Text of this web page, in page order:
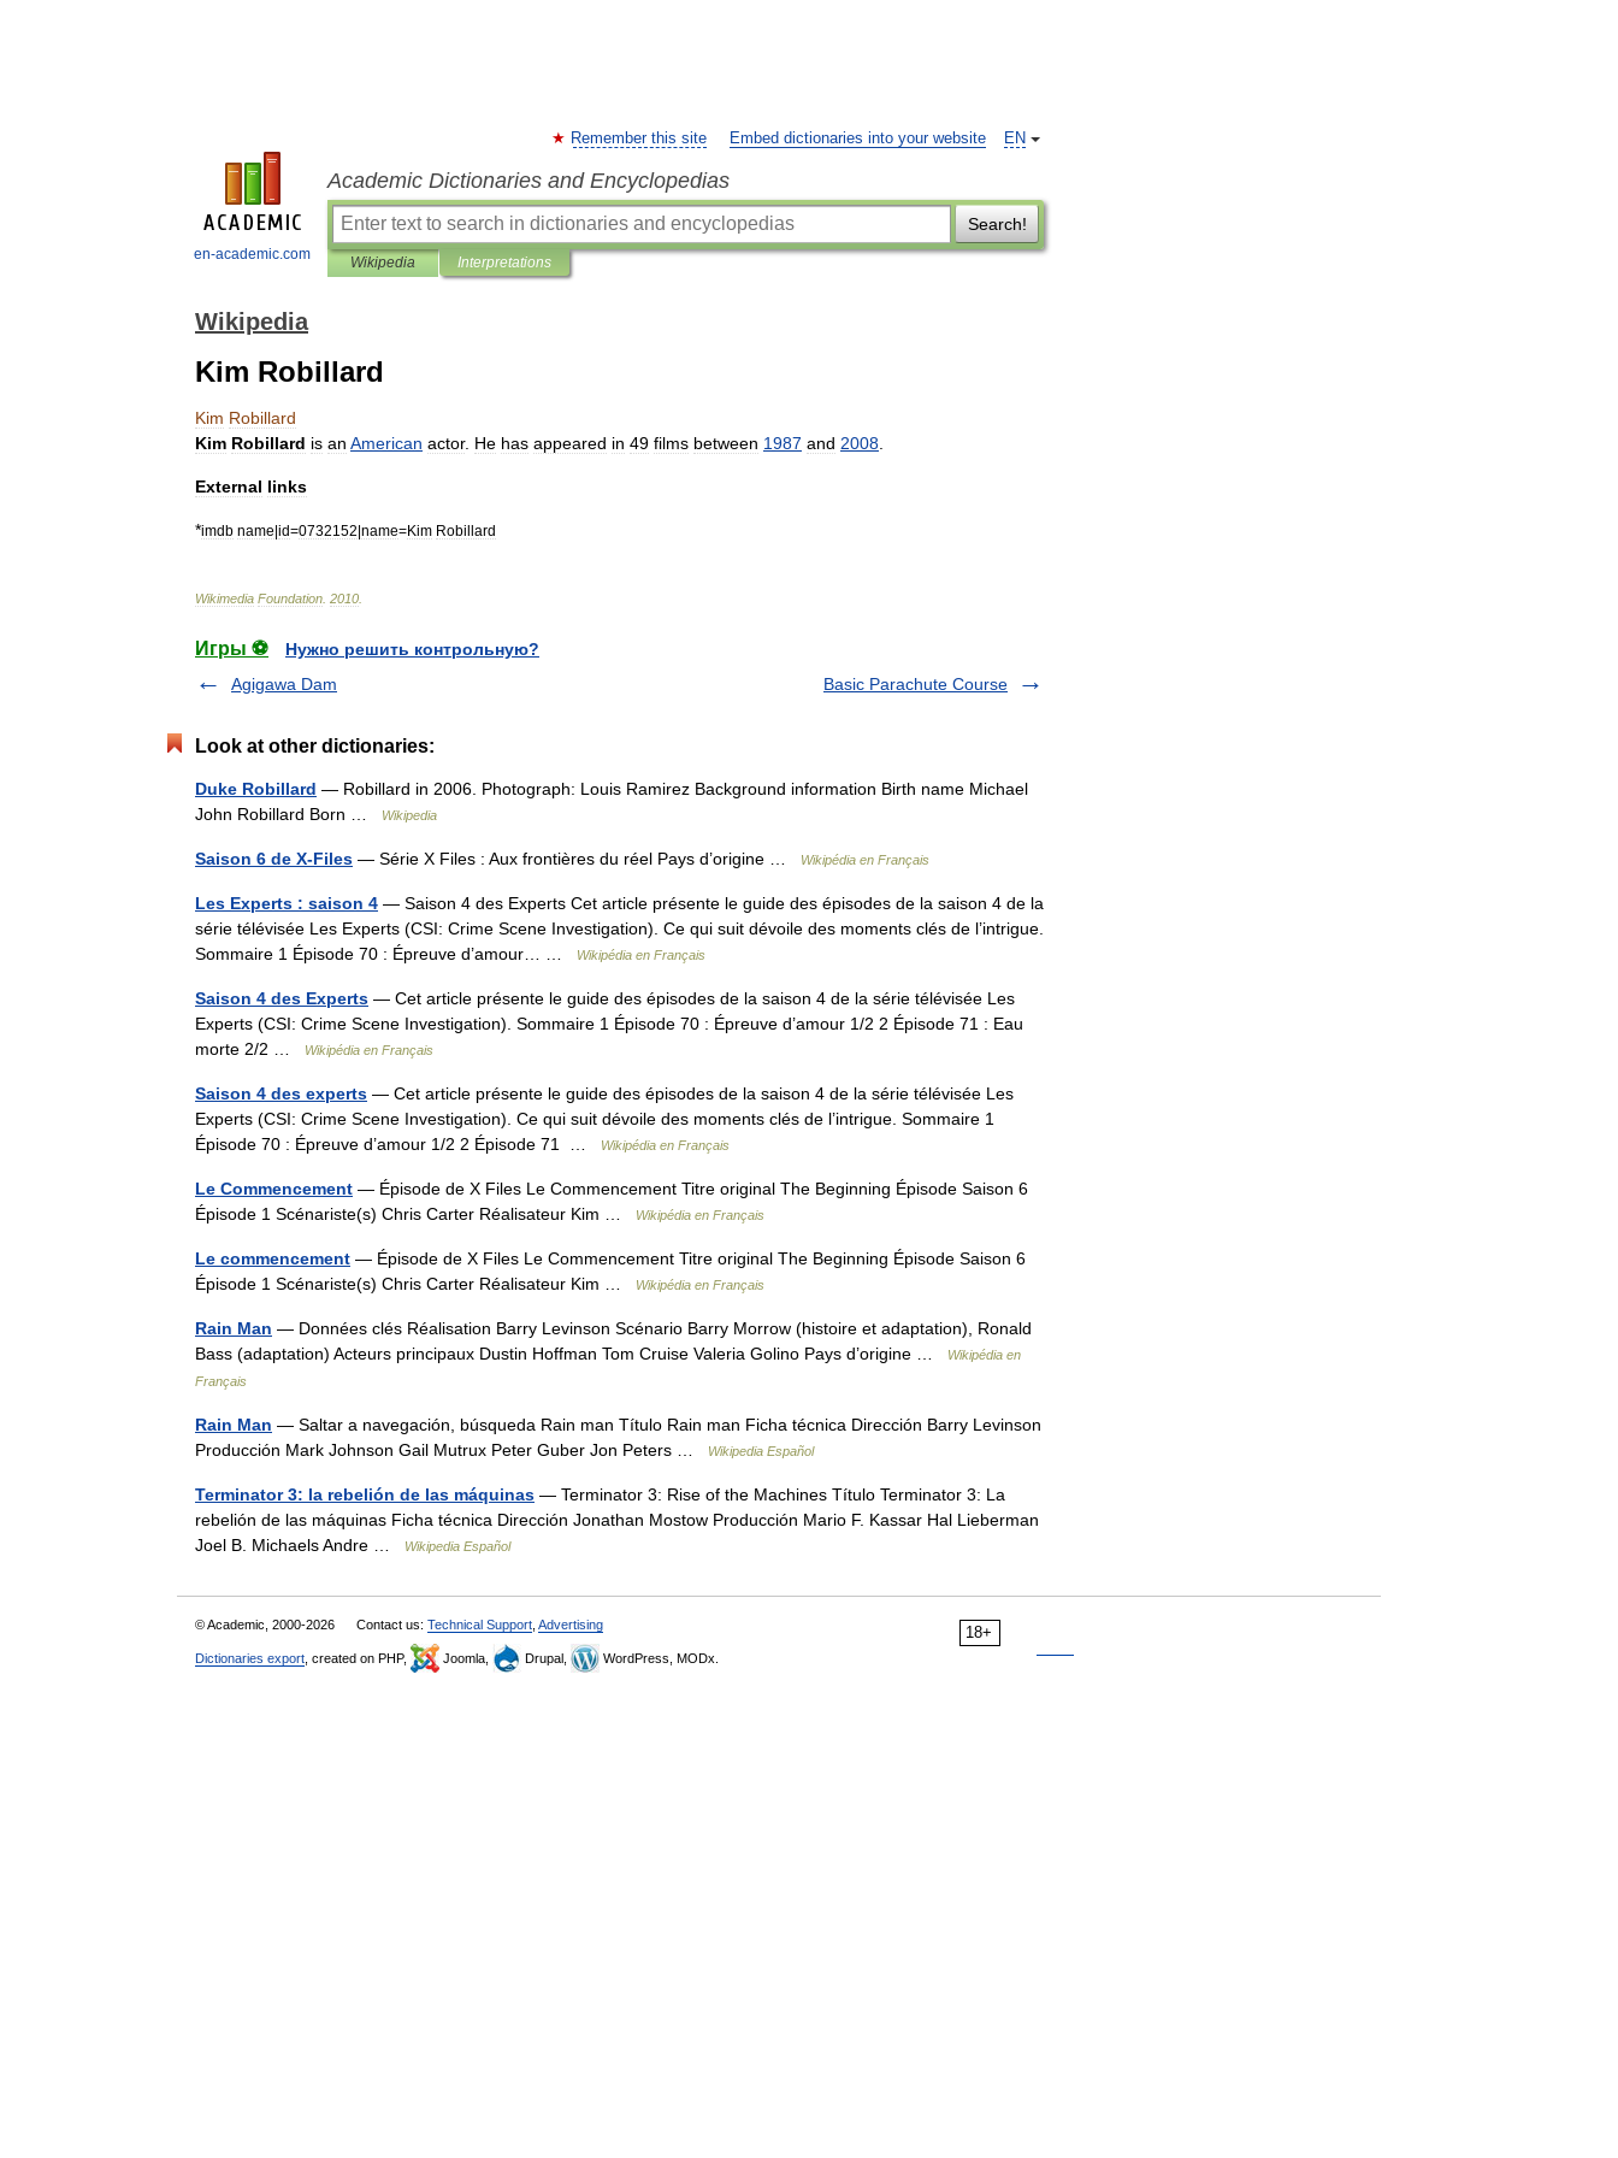
en-academic.com
EN
Remember this site Embed dictionaries into your website
Academic Dictionaries and Encyclopedias
Search!
Wikipedia Interpretations
Wikipedia
Kim Robillard
Kim Robillard
Kim Robillard is an American actor. He has appeared in 49 films between 1987 and 2008
External links
*imdb name|id=0732152|name=Kim Robillard
Wikimedia Foundation 2010
Игры ⚽
Нужно решить контрольную?
Agigawa Dam
Basic Parachute Course
Look at other dictionaries:
Duke Robillard — Robillard in 2006. Photograph: Louis Ramirez Background information Birth name Michael
John Robillard Born …
Wikipedia
Saison 6 de X-Files — Série X Files : Aux frontières du réel Pays d’origine … Wikipédia en Français
Les Experts : saison 4 — Saison 4 des Experts Cet article présente le guide des épisodes de la saison 4 de la
série télévisée Les Experts (CSI: Crime Scene Investigation). Ce qui suit dévoile des moments clés de l’intrigue.
Sommaire 1 Épisode 70 : Épreuve d’amour… …
Wikipédia en Français
Saison 4 des Experts — Cet article présente le guide des épisodes de la saison 4 de la série télévisée Les
Experts (CSI: Crime Scene Investigation). Sommaire 1 Épisode 70 : Épreuve d’amour 1/2 2 Épisode 71 : Eau
morte 2/2 …
Wikipédia en Français
Saison 4 des experts — Cet article présente le guide des épisodes de la saison 4 de la série télévisée Les
Experts (CSI: Crime Scene Investigation). Ce qui suit dévoile des moments clés de l’intrigue. Sommaire 1
Épisode 70 : Épreuve d’amour 1/2 2 Épisode 71 …
Wikipédia en Français
Le Commencement — Épisode de X Files Le Commencement Titre original The Beginning Épisode Saison 6
Épisode 1 Scénariste(s) Chris Carter Réalisateur Kim …
Wikipédia en Français
Le commencement — Épisode de X Files Le Commencement Titre original The Beginning Épisode Saison 6
Épisode 1 Scénariste(s) Chris Carter Réalisateur Kim …
Wikipédia en Français
Rain Man — Données clés Réalisation Barry Levinson Scénario Barry Morrow (histoire et adaptation), Ronald
Bass (adaptation) Acteurs principaux Dustin Hoffman Tom Cruise Valeria Golino Pays d’origine …
Wikipédia en
Français
Rain Man — Saltar a navegación, búsqueda Rain man Título Rain man Ficha técnica Dirección Barry Levinson
Producción Mark Johnson Gail Mutrux Peter Guber Jon Peters …
Wikipedia Español
Terminator 3: la rebelión de las máquinas — Terminator 3: Rise of the Machines Título Terminator 3: La
rebelión de las máquinas Ficha técnica Dirección Jonathan Mostow Producción Mario F. Kassar Hal Lieberman
Joel B. Michaels Andre …
Wikipedia Español
18+
© Academic, 2000-2026 Contact us: Technical Support Advertising
Dictionaries export , created on PHP, Joomla, Drupal, WordPress, MODx.